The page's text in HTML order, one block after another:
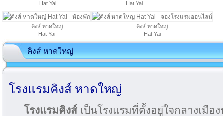
Hat Yai
Hat Yai
คิงส์ หาดใหญ่
Hat Yai
คิงส์ หาดใหญ่
Hat Yai
คิงส์ หาดใหญ่
โรงแรมคิงส์ หาดใหญ่
โรงแรมคิงส์ เป็นโรงแรมที่ตั้งอยู่ใจกลางเมื